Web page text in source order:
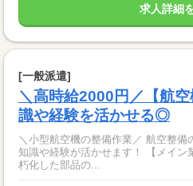
求人詳細
[一般派遣]
＼高時給2000円／【航
識や経験を活かせる◎
＼小型航空機の整備作業／ 航空整備の経験をお持ちの方は即戦力！
知識や経験が活かせます！ 【メイン業務】 ・機体の外装を外して老
朽化した部品の...